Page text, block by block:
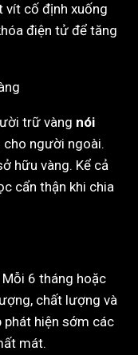
vít cố định xuống
điện tử để tăng
trữ vàng nói
người ngoài.
hữu vàng. Kể cả
cẩn thận khi chia
Mỗi 6 tháng hoặc
chất lượng và
phát hiện sớm các
mát.